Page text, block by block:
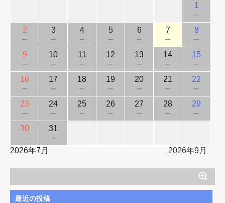
1
－
2
－
3
－
4
－
5
－
6
－
7
－
8
－
9
－
10
－
11
－
12
－
13
－
14
－
15
－
16
－
17
－
18
－
19
－
20
－
21
－
22
－
23
－
24
－
25
－
26
－
27
－
28
－
29
－
30
－
31
－
2026年7月 2026年9月
最近の投稿